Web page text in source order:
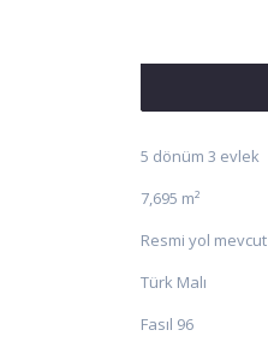
5 dönüm 3 evlek
7,695 m²
Resmi yol mevcut
Türk Malı
Fasıl 96